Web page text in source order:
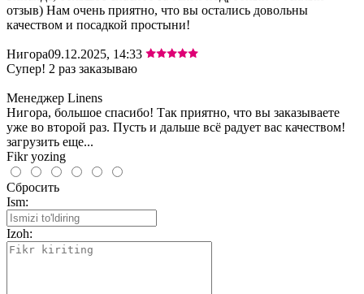
отзыв) Нам очень приятно, что вы остались довольны
качеством и посадкой простыни!
Нигора09.12.2025, 14:33
Супер! 2 раз заказываю
Менеджер Linens
Нигора, большое спасибо! Так приятно, что вы заказываете
уже во второй раз. Пусть и дальше всё радует вас качеством!
загрузить еще...
Fikr yozing
Сбросить
Ism:
Izoh: